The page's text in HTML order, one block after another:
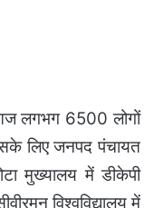
लगभग 6500 लोगों
लिए जनपद पंचायत
मुख्यालय में डीकेपी
विश्वविद्यालय में